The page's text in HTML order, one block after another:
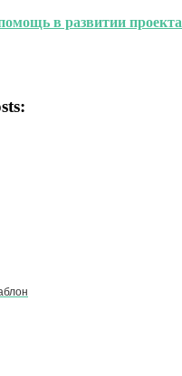
в развитии проекта